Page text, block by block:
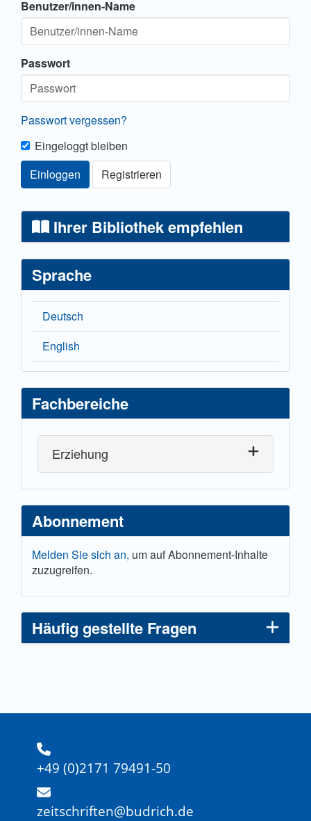
Benutzer/innen-Name
Passwort
Passwort vergessen?
Eingeloggt bleiben
Einloggen
Registrieren
Ihrer Bibliothek empfehlen
Sprache
Deutsch
English
Fachbereiche
Erziehung
Abonnement
Melden Sie sich an, um auf Abonnement-Inhalte
zuzugreifen.
Häufig gestellte Fragen
+49 (0)2171 79491-50
zeitschriften@budrich.de